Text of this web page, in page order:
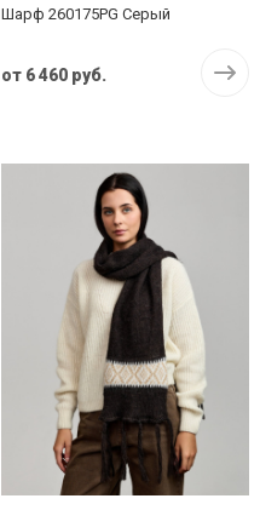
Шарф 260175PG Серый
от 6 460 руб.